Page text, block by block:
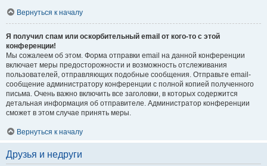
Вернуться к началу
Я получил спам или оскорбительный email от кого-то с этой
конференции!
Мы сожалеем об этом. Форма отправки email на данной конференции
включает меры предосторожности и возможность отслеживания
пользователей, отправляющих подобные сообщения. Отправьте email-
сообщение администратору конференции с полной копией полученного
письма. Очень важно включить все заголовки, в которых содержится
детальная информация об отправителе. Администратор конференции
сможет в этом случае принять меры.
Вернуться к началу
Друзья и недруги